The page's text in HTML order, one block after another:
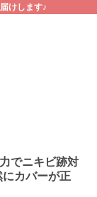
けします♪
でニキビ跡対
カバーが正